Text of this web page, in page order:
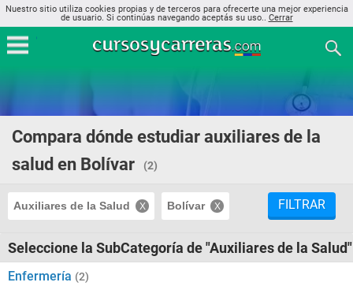
Nuestro sitio utiliza cookies propias y de terceros para ofrecerte una mejor experiencia
de usuario. Si continúas navegando aceptás su uso.. Cerrar
Compara dónde estudiar auxiliares de la
salud en Bolívar
(2)
Auxiliares de la Salud Bolívar FILTRAR
Seleccione la SubCategoría de "Auxiliares de la Salud"
Enfermería (2)